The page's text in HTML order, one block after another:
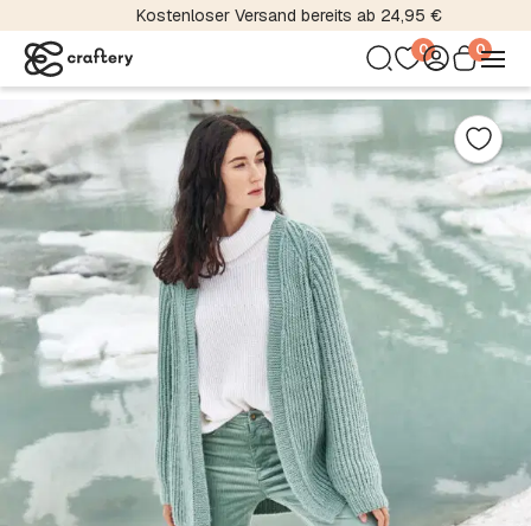
Kostenloser Versand bereits ab 24,95 €
0 0